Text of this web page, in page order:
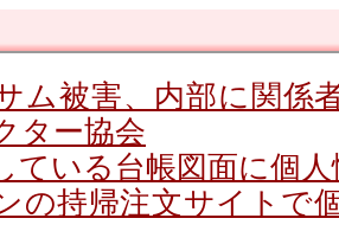
ム被害、内部に関係
ター協会
ている台帳図面に個
の持帰注文サイトで